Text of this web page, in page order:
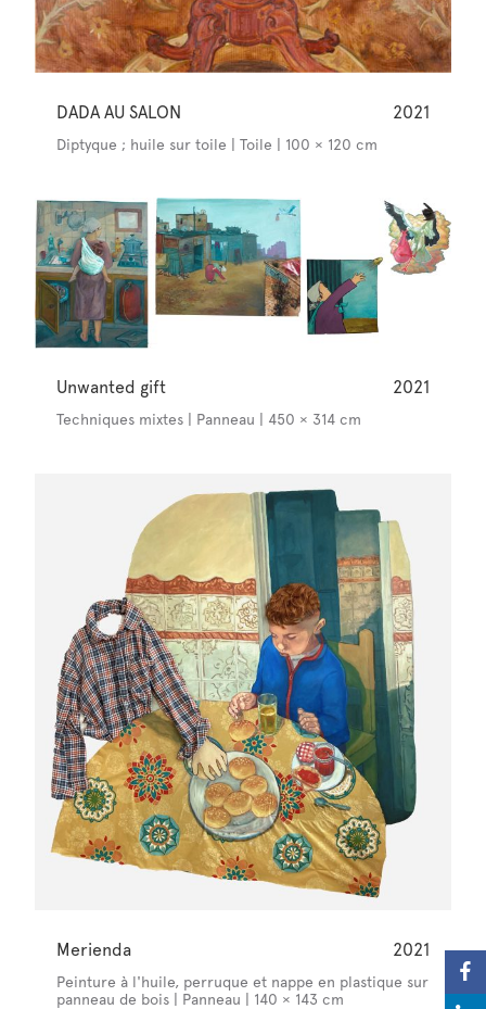
DADA AU SALON 2021
Diptyque ; huile sur toile | Toile | 100 × 120 cm
Unwanted gift 2021
Techniques mixtes | Panneau | 450 × 314 cm
Merienda 2021
Peinture à l'huile, perruque et nappe en plastique sur
panneau de bois | Panneau | 140 × 143 cm